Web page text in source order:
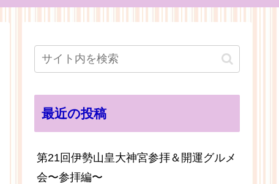
最近の投稿
第21回伊勢山皇大神宮参拝＆開運グルメ
会〜参拝編〜